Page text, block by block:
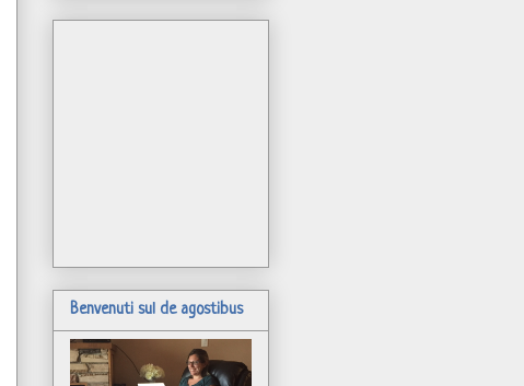
Benvenuti sul de agostibus